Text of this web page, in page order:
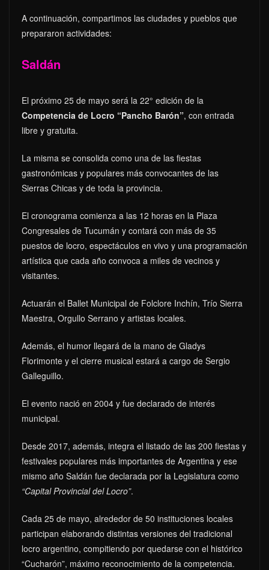
A continuación, compartimos las ciudades y pueblos que
prepararon actividades:
Saldán
El próximo 25 de mayo será la 22° edición de la
Competencia de Locro “Pancho Barón”, con entrada
libre y gratuita.
La misma se consolida como una de las fiestas
gastronómicas y populares más convocantes de las
Sierras Chicas y de toda la provincia.
El cronograma comienza a las 12 horas en la Plaza
Congresales de Tucumán y contará con más de 35
puestos de locro, espectáculos en vivo y una programación
artística que cada año convoca a miles de vecinos y
visitantes.
Actuarán el Ballet Municipal de Folclore Inchín, Trío Sierra
Maestra, Orgullo Serrano y artistas locales.
Además, el humor llegará de la mano de Gladys
Florimonte y el cierre musical estará a cargo de Sergio
Galleguillo.
El evento nació en 2004 y fue declarado de interés
municipal.
Desde 2017, además, integra el listado de las 200 fiestas y
festivales populares más importantes de Argentina y ese
mismo año Saldán fue declarada por la Legislatura como
“Capital Provincial del Locro”.
Cada 25 de mayo, alrededor de 50 instituciones locales
participan elaborando distintas versiones del tradicional
locro argentino, compitiendo por quedarse con el histórico
“Cucharón”, máximo reconocimiento de la competencia.